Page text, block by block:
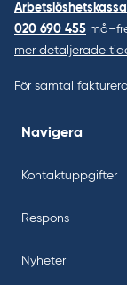
020 690 455
mer detaljerade
För samtal
Navigera
Kontaktuppgifter
Respons
Nyheter